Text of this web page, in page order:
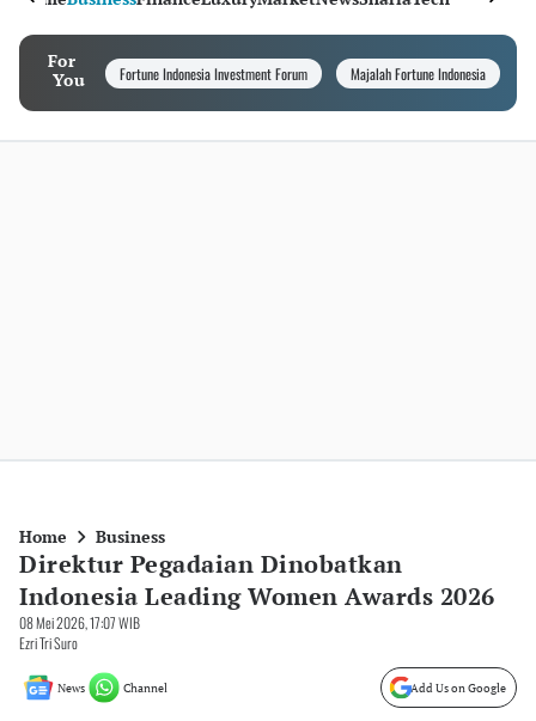
For
You
Fortune Indonesia Investment Forum Majalah Fortune Indonesia
Home Business
Direktur Pegadaian Dinobatkan
Indonesia Leading Women Awards 2026
08 Mei 2026, 17:07 WIB
Ezri Tri Suro
News Channel Add Us on Google